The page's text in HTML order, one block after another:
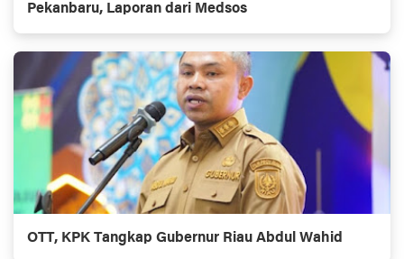
Pekanbaru, Laporan dari Medsos
OTT, KPK Tangkap Gubernur Riau Abdul Wahid